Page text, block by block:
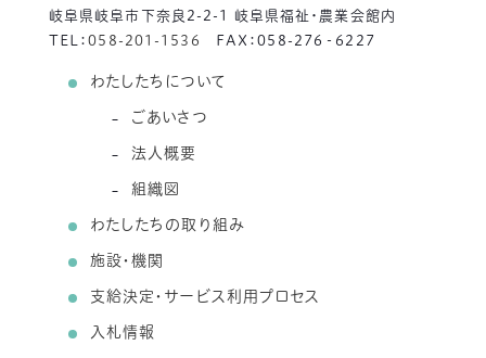
岐阜県岐阜市下奈良2-2-1 岐阜県福祉・農業会館内
TEL：058-201-1536 FAX：058-276‐6227
わたしたちについて
ごあいさつ
法人概要
組織図
わたしたちの取り組み
施設・機関
支給決定・サービス利用プロセス
入札情報